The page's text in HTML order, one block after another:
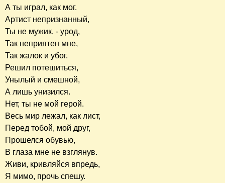
А ты играл, как мог.
Артист непризнанный,
Ты не мужик, - урод,
Так неприятен мне,
Так жалок и убог.
Решил потешиться,
Унылый и смешной,
А лишь унизился.
Нет, ты не мой герой.
Весь мир лежал, как лист,
Перед тобой, мой друг,
Прошелся обувью,
В глаза мне не взглянув.
Живи, кривляйся впредь,
Я мимо, прочь спешу.